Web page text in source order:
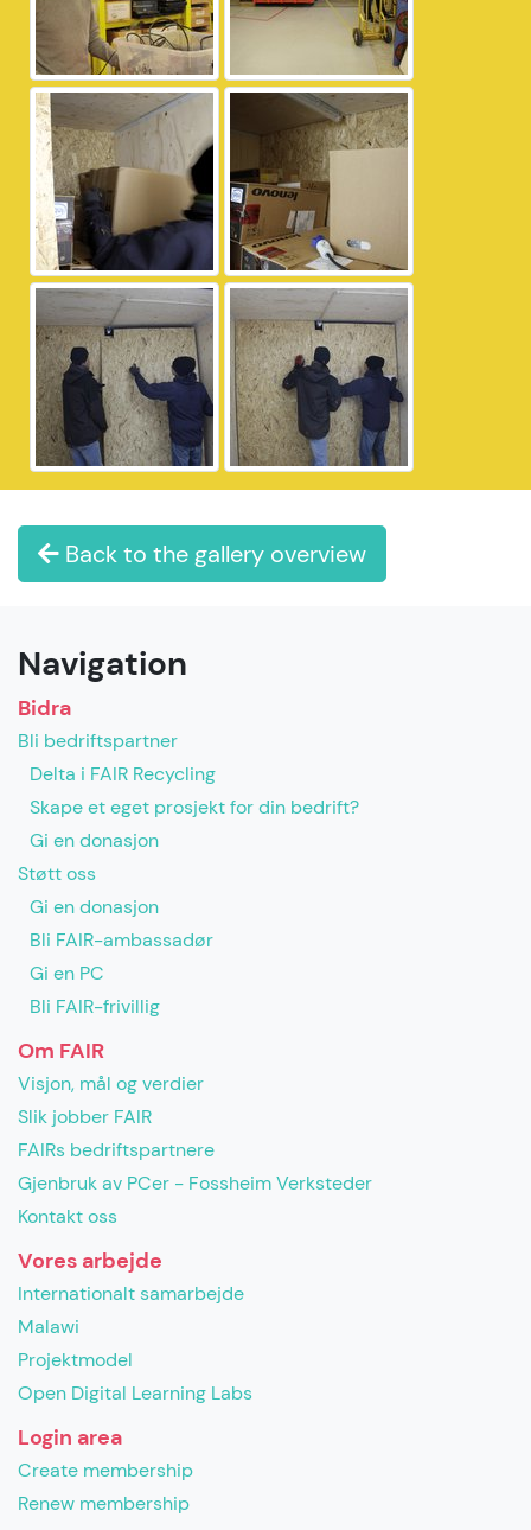
Back to the gallery overview
Navigation
Bidra
Bli bedriftspartner
Delta i FAIR Recycling
Skape et eget prosjekt for din bedrift?
Gi en donasjon
Støtt oss
Gi en donasjon
Bli FAIR-ambassadør
Gi en PC
Bli FAIR-frivillig
Om FAIR
Visjon, mål og verdier
Slik jobber FAIR
FAIRs bedriftspartnere
Gjenbruk av PCer - Fossheim Verksteder
Kontakt oss
Vores arbejde
Internationalt samarbejde
Malawi
Projektmodel
Open Digital Learning Labs
Login area
Create membership
Renew membership